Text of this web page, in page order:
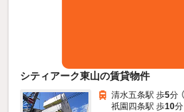
シティアーク東山の賃貸物件
清水五条駅 歩5分
祇園四条駅 歩10分